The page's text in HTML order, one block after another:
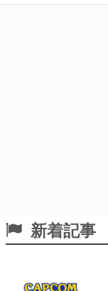
新着記事